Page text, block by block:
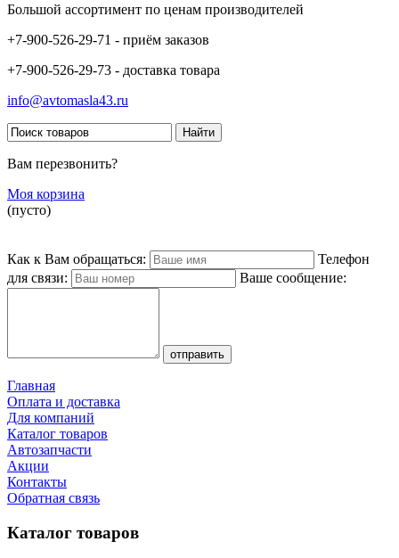
Большой ассортимент по ценам производителей
+7-900-526-29-71 - приём заказов
+7-900-526-29-73 - доставка товара
info@avtomasla43.ru
Вам перезвонить?
Моя корзина
(пусто)
Как к Вам обращаться:
Телефон
для связи:
Ваше сообщение:
Главная
Оплата и доставка
Для компаний
Каталог товаров
Автозапчасти
Акции
Контакты
Обратная связь
Каталог товаров